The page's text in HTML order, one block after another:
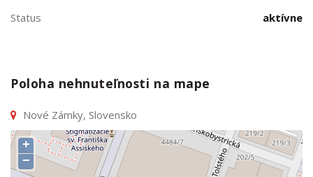
Status aktívne
Poloha nehnuteľnosti na mape
Nové Zámky, Slovensko
+
−